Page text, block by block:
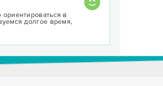
в
долгое время,